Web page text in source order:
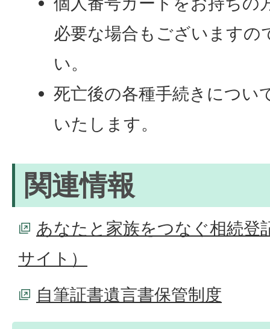
必要な場合もございますの
い。
死亡後の各種手続きについ
いたします。
関連情報
あなたと家族をつなぐ相続登
サイト）
自筆証書遺言書保管制度